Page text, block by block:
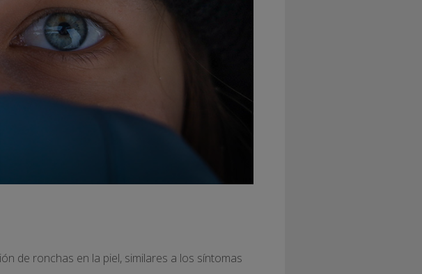
de ronchas en la piel, similares a los síntomas